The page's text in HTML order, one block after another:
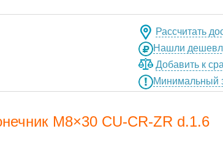
Рассчитать
Нашли
Добавить к
Минимальный
M8×30 CU-CR-ZR d.1.6